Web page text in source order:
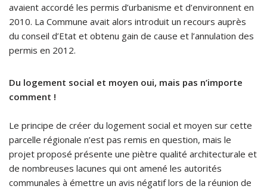
avaient accordé les permis d’urbanisme et d’environnent en
2010. La Commune avait alors introduit un recours auprès
du conseil d’Etat et obtenu gain de cause et l’annulation des
permis en 2012.
Du logement social et moyen oui, mais pas n’importe
comment !
Le principe de créer du logement social et moyen sur cette
parcelle régionale n’est pas remis en question, mais le
projet proposé présente une piètre qualité architecturale et
de nombreuses lacunes qui ont amené les autorités
communales à émettre un avis négatif lors de la réunion de